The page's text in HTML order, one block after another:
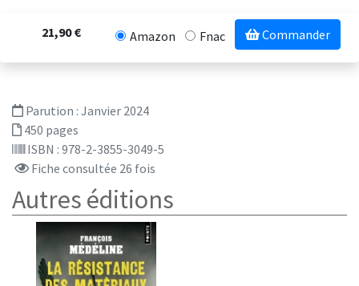
21,90 € Amazon Fnac Commander
Parution : Janvier 2024
450 pages
ISBN : 978-2-3855-3049-5
Fiche consultée 26 fois
Autres éditions